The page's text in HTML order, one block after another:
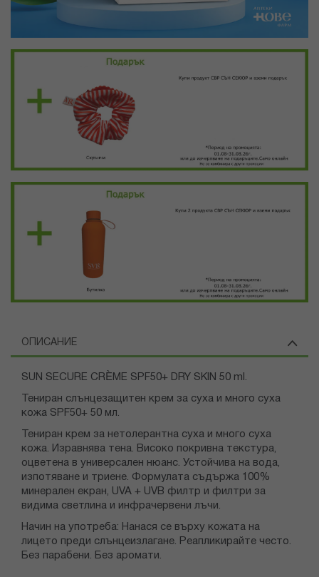
ОПИСАНИЕ
SUN SECURE CRÈME SPF50+ DRY SKIN 50 ml.
Тениран слънцезащитен крем за суха и много суха
кожа SPF50+ 50 мл.
Тениран крем за нетолерантна суха и много суха
кожа. Изравнява тена. Високо покривна текстура,
оцветена в универсален нюанс. Устойчива на вода,
изпотяване и триене. Формулата съдържа 100%
минерален екран, UVA + UVB филтр и филтри за
видима светлина и инфрачервени лъчи.
Начин на употреба: Нанася се върху кожата на
лицето преди слънцеизлагане. Реапликирайте често.
Без парабени. Без аромати.